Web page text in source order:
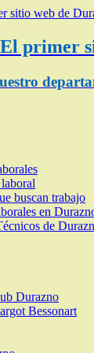
primer
buscan trabajo
en
de
Durazno
Bessonart